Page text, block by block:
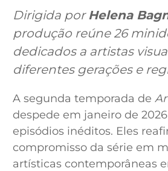
Dirigida porHelena
produção reúne 26
dedicados a artistas
diferentes gerações e
A segunda temporada de
despede em janeiro de
episódios inéditos. Eles
compromisso da série em
artísticas contemporâneas